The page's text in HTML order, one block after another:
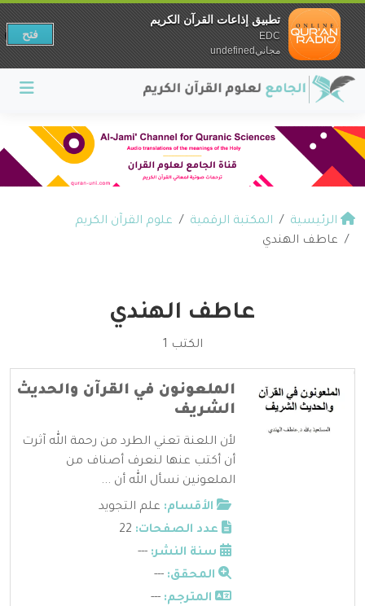
الرئيسية المكتبة الرقمية
علوم القرآن الكريم
عاطف الهندي
عاطف الهندي
الكتب 1
الملعونون في القرآن والحديث
الشريف
لأن اللعنة تعني الطرد من رحمة الله آثرت
أن أكتب عنها لنعرف أصناف من
الملعونين نسأل الله أن ...
الأقسام: علم التجويد
عدد الصفحات:
سنة النشر: ---
المحقق: ---
المترجم: ---
تطبيق إذاعات القرآن الكريم
EDC
مجانيundefined
فتح